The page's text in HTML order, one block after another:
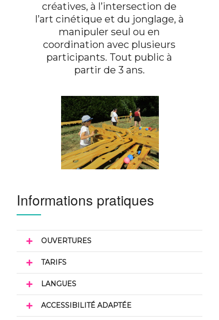
créatives, à l’intersection de
l’art cinétique et du jonglage, à
manipuler seul ou en
coordination avec plusieurs
participants. Tout public à
partir de 3 ans.
Informations pratiques
OUVERTURES
TARIFS
LANGUES
ACCESSIBILITÉ ADAPTÉE